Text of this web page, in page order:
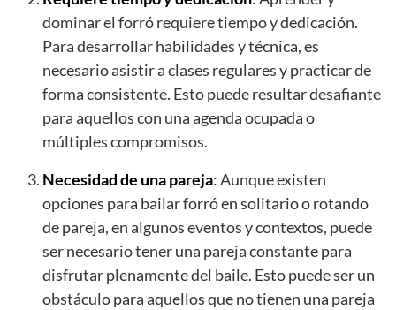
dominar el forró requiere tiempo y dedicación.
Para desarrollar habilidades y técnica, es
necesario asistir a clases regulares y practicar de
forma consistente. Esto puede resultar desafiante
para aquellos con una agenda ocupada o
múltiples compromisos.
Necesidad de una pareja: Aunque existen
opciones para bailar forró en solitario o rotando
de pareja, en algunos eventos y contextos, puede
ser necesario tener una pareja constante para
disfrutar plenamente del baile. Esto puede ser un
obstáculo para aquellos que no tienen una pareja